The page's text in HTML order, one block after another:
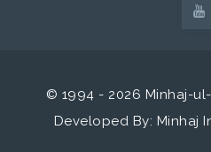
© 1994 - 2026 Minhaj-
Developed By: Minhaj